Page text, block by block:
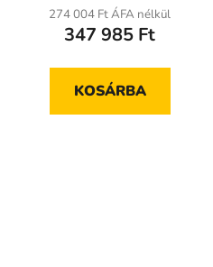
274 004 Ft ÁFA nélkül
347 985 Ft
KOSÁRBA